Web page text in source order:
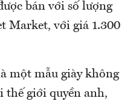
bán với số lượng
Market, với giá 1.300
một mẫu giày không
thế giới quyền anh,